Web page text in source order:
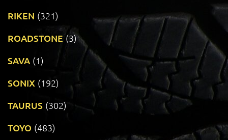
RIKEN (321)
ROADSTONE (3)
SAVA (1)
SONIX (192)
TAURUS (302)
TOYO (483)